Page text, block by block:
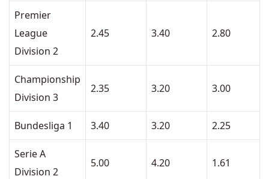
Premier
League
Division 2
2.45 3.40 2.80
Championship
Division 3
2.35 3.20 3.00
Bundesliga 1 3.40 3.20 2.25
Serie A
Division 2
5.00 4.20 1.61